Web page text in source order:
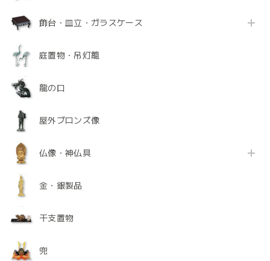
飾台・皿立・ガラスケース
庭置物・吊灯籠
龍の口
屋外ブロンズ像
仏像・神仏具
金・銀製品
干支置物
兜